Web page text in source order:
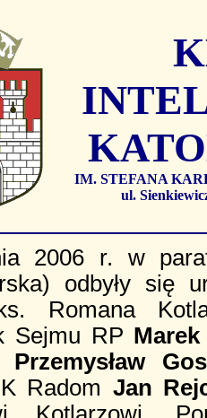
IM. STEFANA
ul.
2006 r. w
odbyły się
Romana
Sejmu RP
Przemysław
Radom Jan